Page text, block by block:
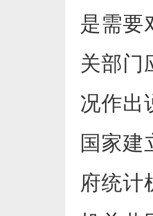
是需要
关部门
况作出
国家建
府统计